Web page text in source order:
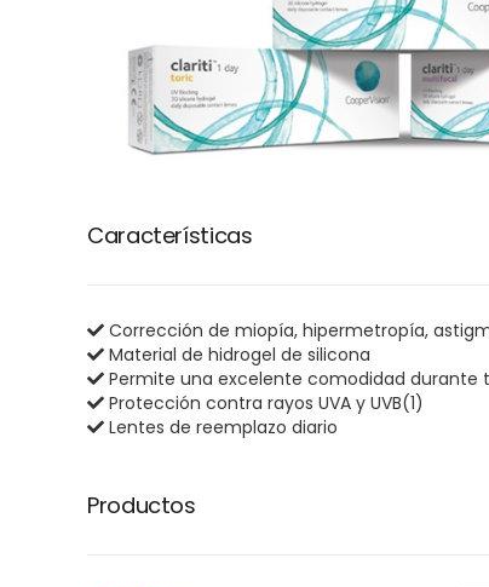
Características
Corrección de miopía, hipermetropía,
Material de hidrogel de silicona
Permite una excelente comodidad durante
Protección contra rayos UVA y UVB(1)
Lentes de reemplazo diario
Productos